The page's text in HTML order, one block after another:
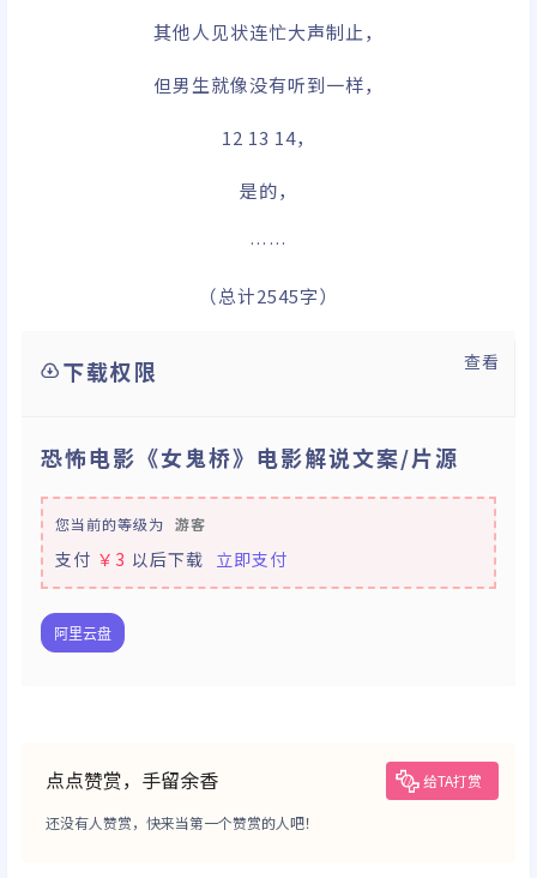
其他人见状连忙大声制止，
但男生就像没有听到一样，
12 13 14，
是的，
……
（总计2545字）
下载权限 查看
恐怖电影《女鬼桥》电影解说文案/片源
您当前的等级为 游客
支付 ￥3 以后下载 立即支付
阿里云盘
点点赞赏，手留余香 给TA打赏
还没有人赞赏，快来当第一个赞赏的人吧！